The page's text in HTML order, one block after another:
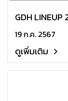
GDH LINEUP
เปิดตัวหนังเรื่
19 ก.ค. 2567
ดูเพิ่มเติม